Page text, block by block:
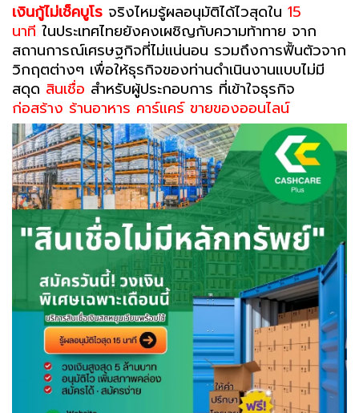
เงินกู้ไม่เช็คบูโร จริงไหมรู้ผลอนุมัติได้ไวสุดใน 15
นาที ในประเทศไทยยังคงเผชิญกับความท้าทาย จาก
สถานการณ์เศรษฐกิจที่ไม่แน่นอน รวมถึงการฟื้นตัวจาก
วิกฤตต่างๆ เพื่อให้ธุรกิจของท่านดำเนินงานแบบไม่มี
สดุด สินเชื่อ สำหรับผู้ประกอบการ ที่เข้าใจธุรกิจ
ก่อสร้าง ร้านอาหาร คาร์แคร์ ขายของออนไลน์